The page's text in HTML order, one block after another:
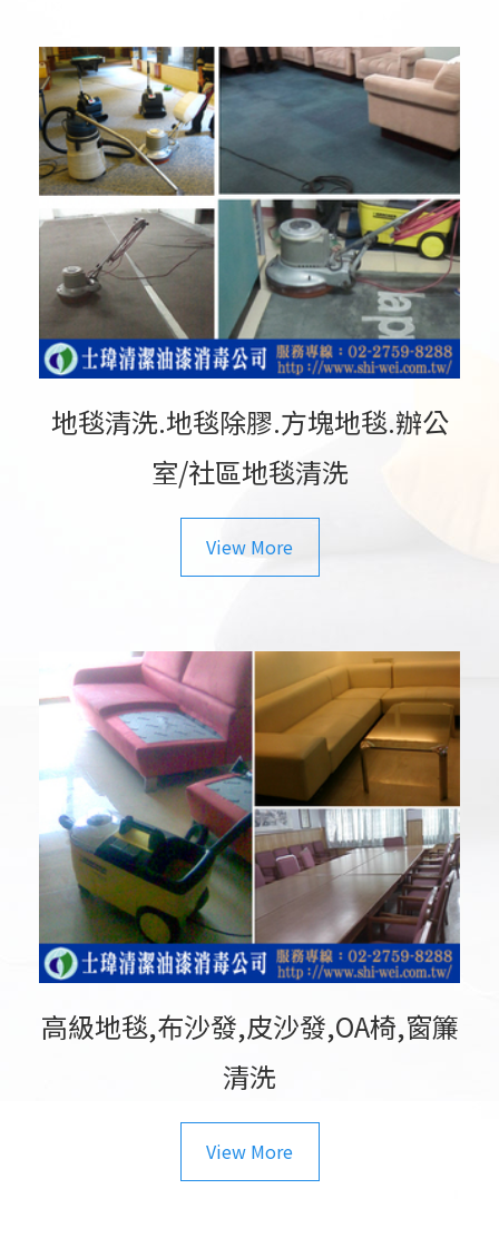
地毯清洗.地毯除膠.方塊地毯.辦公
室/社區地毯清洗
View More
高級地毯,布沙發,皮沙發,OA椅,窗簾
清洗
View More